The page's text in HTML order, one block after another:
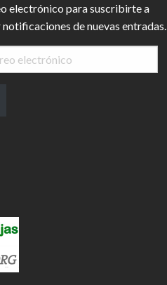
electrónico para suscribirte a
de nuevas entradas.